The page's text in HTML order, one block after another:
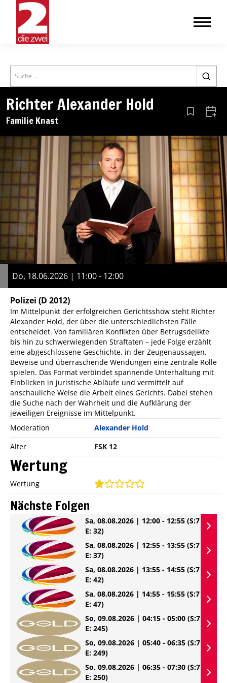
Search
Richter Alexander Hold
Familie Knast Aus den
Do, 18.06.2026 | 11:00 - 12:00
Polizei (D 2012)
Im Mittelpunkt der erfolgreichen Gerichtsshow steht Richter
Alexander Hold, der über die unterschiedlichsten Fälle
entscheidet. Von familiären Konflikten über Betrugsdelikte
bis hin zu schwerwiegenden Straftaten – jede Folge erzählt
eine abgeschlossene Geschichte, in der Zeugenaussagen,
Beweise und überraschende Wendungen eine zentrale Rolle
spielen. Das Format verbindet spannende Unterhaltung mit
Einblicken in juristische Abläufe und vermittelt auf
anschauliche Weise die Arbeit eines Gerichts. Dabei stehen
die Suche nach der Wahrheit und die Aufklärung der
jeweiligen Ereignisse im Mittelpunkt.
Moderation
Alexander Hold
Alter
FSK 12
Wertung
Wertung
Nächste Folgen
Sa, 08.08.2026 | 12:00 - 12:55 (S:7
E: 32)
Sa, 08.08.2026 | 12:55 - 13:55 (S:7
E: 37)
Sa, 08.08.2026 | 13:55 - 14:55 (S:7
E: 42)
Sa, 08.08.2026 | 14:55 - 15:55 (S:7
E: 47)
So, 09.08.2026 | 04:15 - 05:00 (S:7
E: 245)
So, 09.08.2026 | 05:40 - 06:35 (S:7
E: 249)
So, 09.08.2026 | 06:35 - 07:30 (S:7
E: 250)